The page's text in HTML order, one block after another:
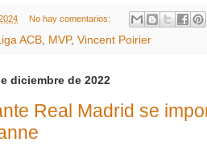
No hay comentarios:
ACB, MVP, Vincent Poirier
diciembre de 2022
Real Madrid se